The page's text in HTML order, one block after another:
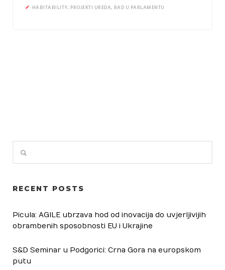
HABITABILITY, PROJEKTI UREDA, RAD U PARLAMENTU
RECENT POSTS
Picula: AGILE ubrzava hod od inovacija do uvjerljivijih
obrambenih sposobnosti EU i Ukrajine
S&D Seminar u Podgorici: Crna Gora na europskom
putu